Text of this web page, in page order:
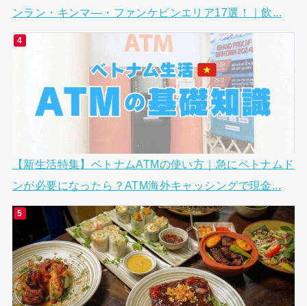
ンラン・キンマ―・ファンケビンエリア17選！｜飲...
【新生活特集】ベトナムATMの使い方｜急にベトナムド
ンが必要になったら？ATM海外キャッシングで現金...